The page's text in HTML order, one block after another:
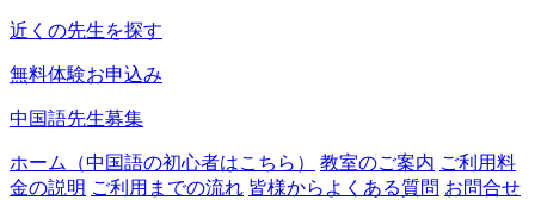
近くの先生を探す
無料体験お申込み
中国語先生募集
ホーム（中国語の初心者はこちら） 教室のご案内 ご利用料
金の説明 ご利用までの流れ 皆様からよくある質問 お問合せ